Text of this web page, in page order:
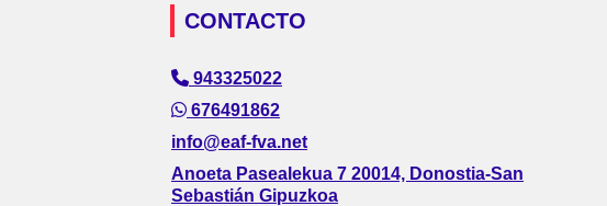
CONTACTO
943325022
676491862
info@eaf-fva.net
Anoeta Pasealekua 7 20014, Donostia-San
Sebastián Gipuzkoa